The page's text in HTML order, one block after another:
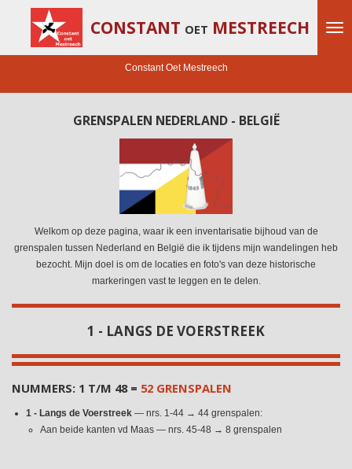
CONSTANT OET MESTREECH
Constant Oet Mestreech
GRENSPALEN NEDERLAND - BELGIË
Welkom op deze pagina, waar ik een inventarisatie bijhoud van de
grenspalen tussen Nederland en België die ik tijdens mijn wandelingen heb
bezocht. Mijn doel is om de locaties en foto's van deze historische
markeringen vast te leggen en te delen.
1 - LANGS DE VOERSTREEK
NUMMERS: 1 T/M 48 = 52 GRENSPALEN
1 - Langs de Voerstreek — nrs. 1-44 → 44 grenspalen:
Aan beide kanten vd Maas — nrs. 45-48 → 8 grenspalen